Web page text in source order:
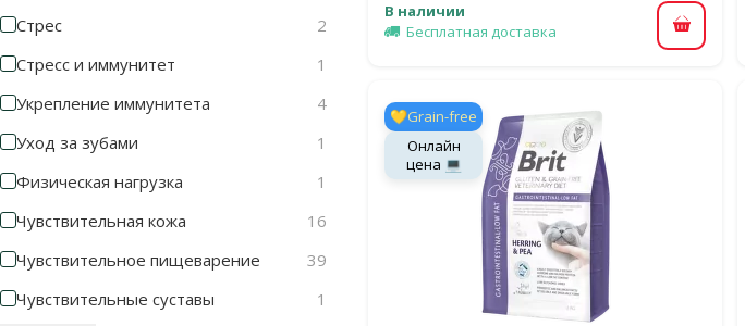
Стрес
2
Стресс и иммунитет
1
Укрепление иммунитета
4
Уход за зубами
1
Физическая нагрузка
1
Чувствительная кожа
16
Чувствительное пищеварение
39
Чувствительные суставы
1
В наличии
Бесплатная доставка
В
💛Grain-free
Онлайн
цена 💻